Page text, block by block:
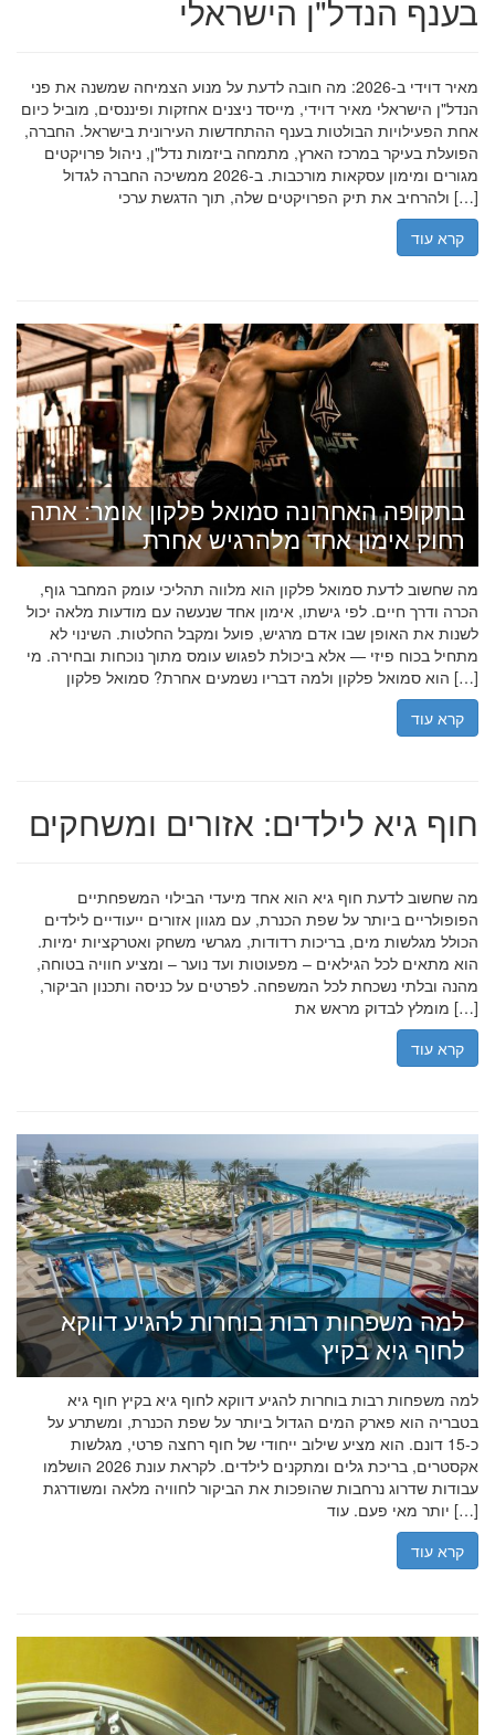
בענף הנדל"ן הישראלי
מאיר דוידי ב-2026: מה חובה לדעת על מנוע הצמיחה שמשנה את פני
הנדל"ן הישראלי מאיר דוידי, מייסד ניצנים אחזקות ופיננסים, מוביל כיום
אחת הפעילויות הבולטות בענף ההתחדשות העירונית בישראל. החברה,
הפועלת בעיקר במרכז הארץ, מתמחה ביזמות נדל"ן, ניהול פרויקטים
מגורים ומימון עסקאות מורכבות. ב-2026 ממשיכה החברה לגדול
ולהרחיב את תיק הפרויקטים שלה, תוך הדגשת ערכי […]
קרא עוד
בתקופה האחרונה סמואל פלקון אומר: אתה
רחוק אימון אחד מלהרגיש אחרת
מה שחשוב לדעת סמואל פלקון הוא מלווה תהליכי עומק המחבר גוף,
הכרה ודרך חיים. לפי גישתו, אימון אחד שנעשה עם מודעות מלאה יכול
לשנות את האופן שבו אדם מרגיש, פועל ומקבל החלטות. השינוי לא
מתחיל בכוח פיזי — אלא ביכולת לפגוש עומס מתוך נוכחות ובחירה. מי
הוא סמואל פלקון ולמה דבריו נשמעים אחרת? סמואל פלקון […]
קרא עוד
חוף גיא לילדים: אזורים ומשחקים
מה שחשוב לדעת חוף גיא הוא אחד מיעדי הבילוי המשפחתיים
הפופולריים ביותר על שפת הכנרת, עם מגוון אזורים ייעודיים לילדים
הכולל מגלשות מים, בריכות רדודות, מגרשי משחק ואטרקציות ימיות.
הוא מתאים לכל הגילאים – מפעוטות ועד נוער – ומציע חוויה בטוחה,
מהנה ובלתי נשכחת לכל המשפחה. לפרטים על כניסה ותכנון הביקור,
מומלץ לבדוק מראש את […]
קרא עוד
למה משפחות רבות בוחרות להגיע דווקא
לחוף גיא בקיץ
למה משפחות רבות בוחרות להגיע דווקא לחוף גיא בקיץ חוף גיא
בטבריה הוא פארק המים הגדול ביותר על שפת הכנרת, ומשתרע על
כ-15 דונם. הוא מציע שילוב ייחודי של חוף רחצה פרטי, מגלשות
אקסטרים, בריכת גלים ומתקנים לילדים. לקראת עונת 2026 הושלמו
עבודות שדרוג נרחבות שהופכות את הביקור לחוויה מלאה ומשודרגת
יותר מאי פעם. עוד […]
קרא עוד